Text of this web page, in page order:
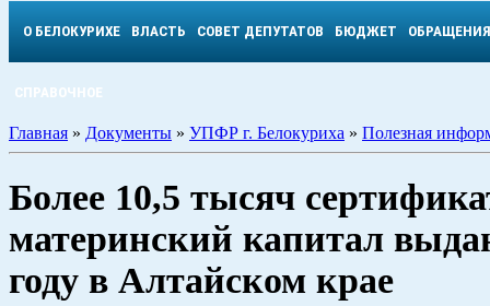
О БЕЛОКУРИХЕ ВЛАСТЬ СОВЕТ ДЕПУТАТОВ БЮДЖЕТ ОБРАЩЕНИЯ
СПРАВОЧНОЕ
Главная » Документы » УПФР г. Белокуриха » Полезная
Более 10,5 тысяч
материнский капитал
году в Алтайском крае